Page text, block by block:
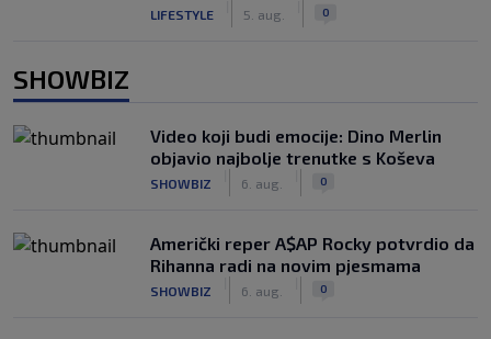
LIFESTYLE 5. aug. 0
SHOWBIZ
Video koji budi emocije: Dino Merlin
objavio najbolje trenutke s Koševa
SHOWBIZ 6. aug. 0
Američki reper A$AP Rocky potvrdio da
Rihanna radi na novim pjesmama
SHOWBIZ 6. aug. 0